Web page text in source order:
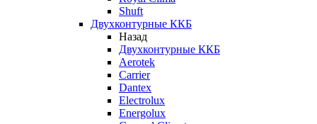
Shuft
Двухконтурные ККБ
Назад
Двухконтурные ККБ
Aerotek
Carrier
Dantex
Electrolux
Energolux